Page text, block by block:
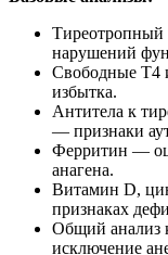
нарушений
Свободные Т4
избытка.
Антитела к
— признаки
Ферритин —
анагена.
Витамин D,
признаках
Общий анализ
исключение